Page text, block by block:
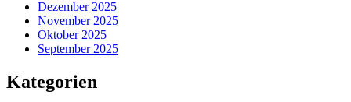
Dezember 2025
November 2025
Oktober 2025
September 2025
Kategorien